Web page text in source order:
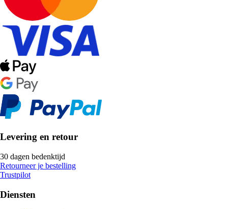
Levering en retour
30 dagen bedenktijd
Retourneer je bestelling
Trustpilot
Diensten